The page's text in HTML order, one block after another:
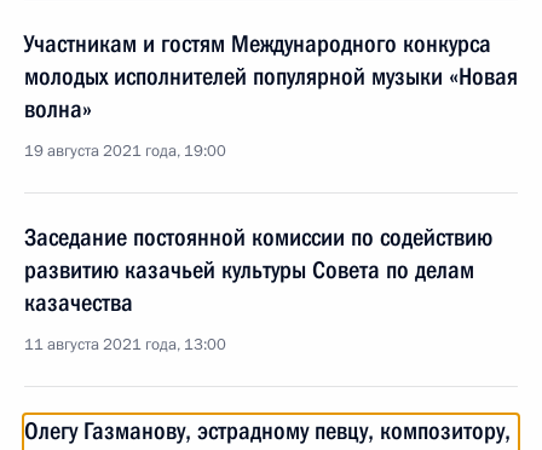
Участникам и гостям Международного конкурса
молодых исполнителей популярной музыки «Новая
волна»
19 августа 2021 года, 19:00
Заседание постоянной комиссии по содействию
развитию казачьей культуры Совета по делам
казачества
11 августа 2021 года, 13:00
Олегу Газманову, эстрадному певцу, композитору,